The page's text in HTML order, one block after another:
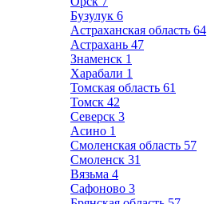
Бузулук 6
Астраханская область 64
Астрахань 47
Знаменск 1
Харабали 1
Томская область 61
Томск 42
Северск 3
Асино 1
Смоленская область 57
Смоленск 31
Вязьма 4
Сафоново 3